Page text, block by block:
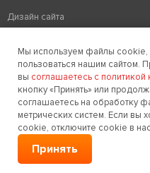
Дизайн сайта
Создание фирменного стиля
Заказать звонок
Мы используем файлы
пользоваться нашим сайтом.
вы соглашаетесь с
кнопку «Принять» или
соглашаетесь на обработку
метрических систем. Если вы
cookie, отключите cookie в
Принять